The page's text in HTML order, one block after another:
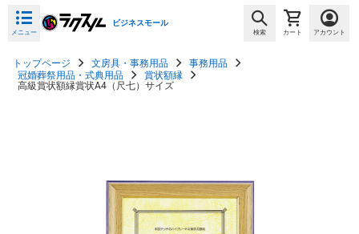
メニュー
ビジネスモール
検索 カート アカウント
トップページ 文房具・事務用品
事務用品
冠婚葬祭用品・式典用品
賞状額縁
高級賞状額縁賞状A4（尺七）サイズ